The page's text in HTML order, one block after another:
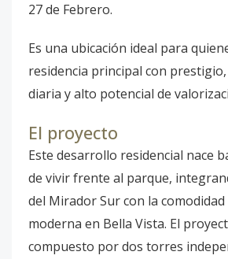
27 de Febrero.
Es una ubicación ideal para
residencia principal con
diaria y alto potencial de
El proyecto
Este desarrollo residencial nace
de vivir frente al parque,
del Mirador Sur con la
moderna en Bella Vista. El
compuesto por dos torres